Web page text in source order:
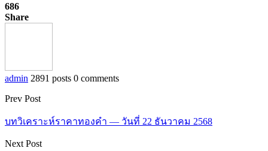
686
Share
admin 2891 posts 0 comments
Prev Post
บทวิเคราะห์ราคาทองคำ — วันที่ 22 ธันวาคม 2568
Next Post